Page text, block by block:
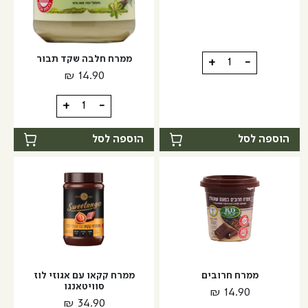
-
כמות
של
+
הוספה לסל
ממרח חלבה שקד תבור
₪ 14.90
-
כמות
של
ממרח
חלבה
שקד
תבור
+
הוספה לסל
ממרח חרובים
₪ 14.90
ממרח קקאו עם אגוזי לוז
סוויטאנגו
₪ 34.90